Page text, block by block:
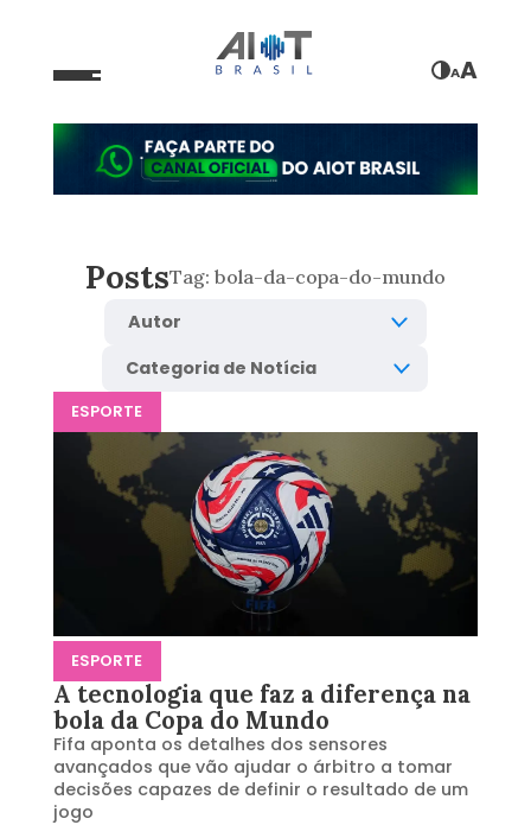
AA
PostsTag: bola-da-copa-do-mundo
ESPORTE
ESPORTE
A tecnologia que faz a diferença na
bola da Copa do Mundo
Fifa aponta os detalhes dos sensores
avançados que vão ajudar o árbitro a tomar
decisões capazes de definir o resultado de um
jogo